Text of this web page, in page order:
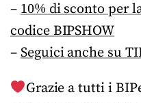
– 10% di sconto per
codice BIPSHOW
– Seguici anche su
Grazie a tutti i